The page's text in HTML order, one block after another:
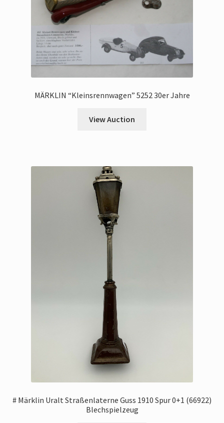
MÄRKLIN “Kleinsrennwagen” 5252 30er Jahre
View Auction
# Märklin Uralt Straßenlaterne Guss 1910 Spur 0+1 (66922)
Blechspielzeug